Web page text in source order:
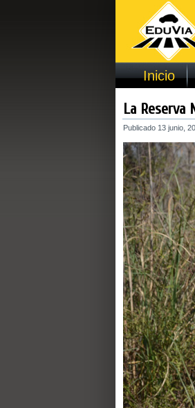
Inicio
La Reserva
Publicado 13 junio,